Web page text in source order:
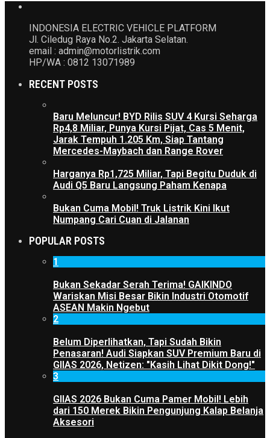
INDONESIA ELECTRIC VEHICLE PLATFORM
Jl. Ciledug Raya No.2. Jakarta Selatan.
email : admin@motorlistrik.com
HP/WA : 0812 13071989
RECENT POSTS
Baru Meluncur! BYD Rilis SUV 4 Kursi Seharga
Rp4,8 Miliar, Punya Kursi Pijat, Cas 5 Menit,
Jarak Tempuh 1.205 Km, Siap Tantang
Mercedes-Maybach dan Range Rover
Harganya Rp1,725 Miliar, Tapi Begitu Duduk di
Audi Q5 Baru Langsung Paham Kenapa
Bukan Cuma Mobil! Truk Listrik Kini Ikut
Numpang Cari Cuan di Jalanan
POPULAR POSTS
1
Bukan Sekadar Serah Terima! GAIKINDO
Wariskan Misi Besar Bikin Industri Otomotif
ASEAN Makin Ngebut
2
Belum Diperlihatkan, Tapi Sudah Bikin
Penasaran! Audi Siapkan SUV Premium Baru di
GIIAS 2026, Netizen: "Kasih Lihat Dikit Dong!"
3
GIIAS 2026 Bukan Cuma Pamer Mobil! Lebih
dari 150 Merek Bikin Pengunjung Kalap Belanja
Aksesori